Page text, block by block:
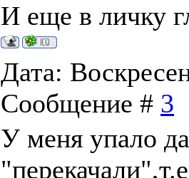
И еще в личку
Дата:
Сообщение # 3
У меня упало